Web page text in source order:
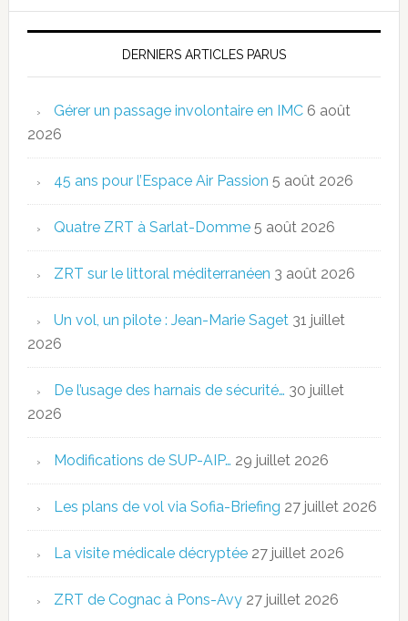
DERNIERS ARTICLES PARUS
Gérer un passage involontaire en IMC 6 août
2026
45 ans pour l’Espace Air Passion 5 août 2026
Quatre ZRT à Sarlat-Domme 5 août 2026
ZRT sur le littoral méditerranéen 3 août 2026
Un vol, un pilote : Jean-Marie Saget 31 juillet
2026
De l’usage des harnais de sécurité… 30 juillet
2026
Modifications de SUP-AIP… 29 juillet 2026
Les plans de vol via Sofia-Briefing 27 juillet 2026
La visite médicale décryptée 27 juillet 2026
ZRT de Cognac à Pons-Avy 27 juillet 2026